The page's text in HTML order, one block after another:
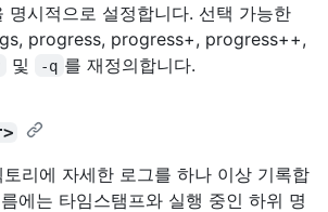
명시적으로 설정합니다. 선택 가능한
progress, progress+, progress++,
및 -q 를 재정의합니다.
리에 자세한 로그를 하나 이상 기록합
에는 타임스탬프와 실행 중인 하위 명